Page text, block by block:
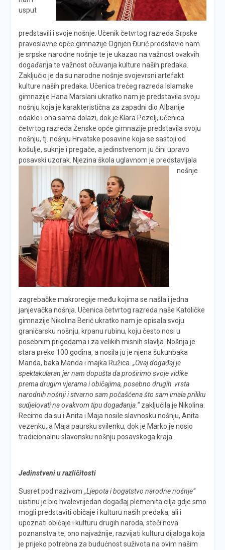
usput
predstavili i svoje nošnje. Učenik četvrtog razreda Srpske
pravoslavne opće gimnazije Ognjen Đurić predstavio nam
je srpske narodne nošnje te je ukazao na važnost ovakvih
događanja te važnost očuvanja kulture naših predaka.
Zaključio je da su narodne nošnje svojevrsni artefakt
kulture naših predaka. Učenica trećeg razreda Islamske
gimnazije Hana Marslani ukratko nam je predstavila svoju
nošnju koja je karakteristična za zapadni dio Albanije
odakle i ona sama dolazi, dok je Klara Pezelj, učenica
četvrtog razreda Ženske opće gimnazije predstavila svoju
nošnju, tj. nošnju Hrvatske posavine koja se sastoji od
košulje, suknje i pregače, a jedinstvenom ju čini upravo
posavski uzorak. Njezina škola uglavnom je predstavljala
nošnje
zagrebačke makroregije među kojima se našla i jedna
janjevačka nošnja. Učenica četvrtog razreda naše Katoličke
gimnazije Nikolina Berić ukratko nam je opisala svoju
graničarsku nošnju, krpanu rubinu, koju često nosi u
posebnim prigodama i za velikih misnih slavlja. Nošnja je
stara preko 100 godina, a nosila ju je njena šukunbaka
Manda, baka Manda i majka Ružica. „Ovaj događaj je
spektakularan jer nam dopušta da proširimo svoje vidike
prema drugim vjerama i običajima, posebno drugih vrsta
narodnih nošnji i stvarno sam počašćena što sam imala priliku
sudjelovati na ovakvom tipu događanja.“zaključila je Nikolina.
Recimo da su i Anita i Maja nosile slavnosku nošnju, Anita
vezenku, a Maja paursku svilenku, dok je Marko je nosio
tradicionalnu slavonsku nošnju posavskoga kraja.
Jedinstveni u različitosti
Susret pod nazivom „Ljepota i bogatstvo narodne nošnje“
uistinu je bio hvalevrijedan događaj plemenita cilja gdje smo
mogli predstaviti običaje i kulturu naših predaka, ali i
upoznati običaje i kulturu drugih naroda, steći nova
poznanstva te, ono najvažnije, razvijati kulturu dijaloga koja
je prijeko potrebna za budućnost suživota na ovim našim